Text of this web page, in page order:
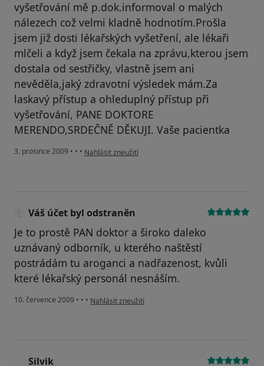
vyšetřování mě p.dok.informoval o malých
nálezech což velmi kladně hodnotím.Prošla
jsem již dosti lékařských vyšetření, ale lékaři
mlčeli a když jsem čekala na zprávu,kterou jsem
dostala od sestřičky, vlastně jsem ani
nevěděla,jaký zdravotní výsledek mám.Za
laskavý přístup a ohleduplný přístup při
vyšetřování, PANE DOKTORE
MERENDO,SRDEČNĚ DĚKUJI. Vaše pacientka
3. prosince 2009 • • • podle názoru uživatele Pacient
Nahlásit zneužití
Váš účet byl odstraněn
Je to prostě PAN doktor a široko daleko
uznávaný odborník, u kterého naštěstí
postrádám tu aroganci a nadřazenost, kvůli
které lékařský personál nesnáším.
10. července 2009 • • • podle názoru uživatele Váš účet byl odstraněn
Nahlásit zneužití
Silvik